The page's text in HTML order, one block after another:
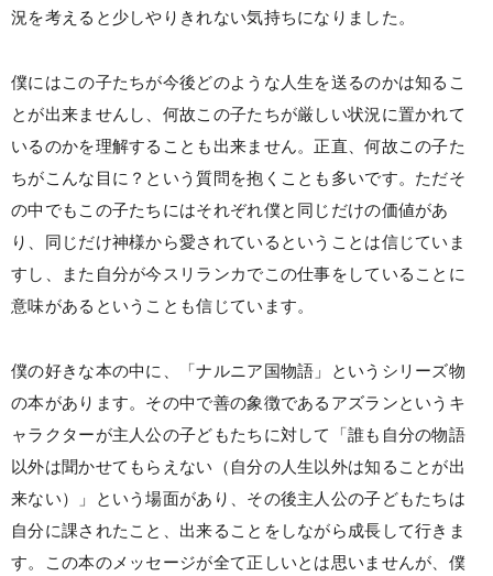
況を考えると少しやりきれない気持ちになりました。
僕にはこの子たちが今後どのような人生を送るのかは知るこ
とが出来ませんし、何故この子たちが厳しい状況に置かれて
いるのかを理解することも出来ません。正直、何故この子た
ちがこんな目に？という質問を抱くことも多いです。ただそ
の中でもこの子たちにはそれぞれ僕と同じだけの価値があ
り、同じだけ神様から愛されているということは信じていま
すし、また自分が今スリランカでこの仕事をしていることに
意味があるということも信じています。
僕の好きな本の中に、「ナルニア国物語」というシリーズ物
の本があります。その中で善の象徴であるアズランというキ
ャラクターが主人公の子どもたちに対して「誰も自分の物語
以外は聞かせてもらえない（自分の人生以外は知ることが出
来ない）」という場面があり、その後主人公の子どもたちは
自分に課されたこと、出来ることをしながら成長して行きま
す。この本のメッセージが全て正しいとは思いませんが、僕